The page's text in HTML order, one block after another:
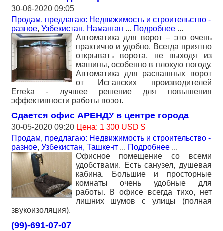
30-06-2020 09:05
Продам, предлагаю: Недвижимость и строительство -
разное, Узбекистан, Наманган ... Подробнее ...
Автоматика для ворот – это очень
практично и удобно. Всегда приятно
открывать ворота, не выходя из
машины, особенно в плохую погоду.
Автоматика для распашных ворот
от Испанских производителей
Erreka - лучшее решение для повышения
эффективности работы ворот.
Сдается офис АРЕНДУ в центре города
30-05-2020 09:20 Цена: 1 300 USD $
Продам, предлагаю: Недвижимость и строительство -
разное, Узбекистан, Ташкент ... Подробнее ...
Офисное помещение со всеми
удобствами. Есть санузел, душевая
кабина. Большие и просторные
комнаты очень удобные для
работы. В офисе всегда тихо, нет
лишних шумов с улицы (полная
звукоизоляция).
(99)-691-07-07